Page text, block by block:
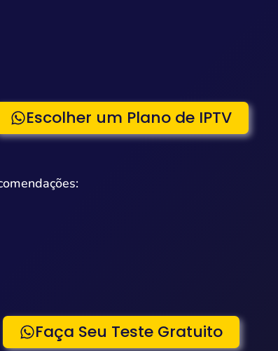
Escolher um Plano de IPTV
Faça Seu Teste Gratuito